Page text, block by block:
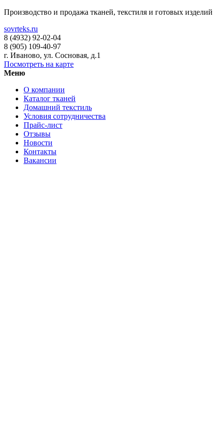
Производство и продажа тканей, текстиля и готовых изделий
sovrteks.ru
8 (4932) 92-02-04
8 (905) 109-40-97
г. Иваново, ул. Сосновая, д.1
Посмотреть на карте
Меню
О компании
Каталог тканей
Домашний текстиль
Условия сотрудничества
Прайс-лист
Отзывы
Новости
Контакты
Вакансии